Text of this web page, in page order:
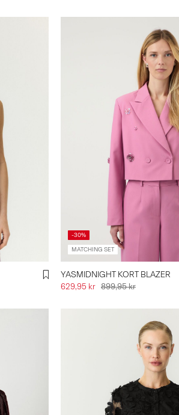
-30%
MATCHING SET
YASMIDNIGHT KORT BLAZER
629,95 kr 899,95 kr